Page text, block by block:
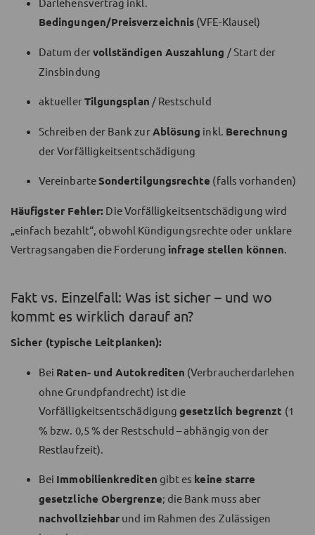
Darlehensvertrag inkl.
Bedingungen/Preisverzeichnis (VFE-Klausel)
Datum dervollständigen Auszahlung / Start der
Zinsbindung
aktuellerTilgungsplan / Restschuld
Schreiben der Bank zurAblösung inkl. Berechnung
der Vorfälligkeitsentschädigung
VereinbarteSondertilgungsrechte (falls vorhanden)
Häufigster Fehler: Die Vorfälligkeitsentschädigung wird
„einfach bezahlt“, obwohl Kündigungsrechte oder unklare
Vertragsangaben die Forderung infrage stellen können.
Fakt vs. Einzelfall: Was ist sicher – und wo
kommt es wirklich darauf an?
Sicher (typische Leitplanken):
Bei Raten- und Autokrediten (Verbraucherdarlehen
ohne Grundpfandrecht) ist die
Vorfälligkeitsentschädigunggesetzlich begrenzt (1
% bzw. 0,5 % der Restschuld – abhängig von der
Restlaufzeit).
Bei Immobilienkrediten gibt es keine starre
gesetzliche Obergrenze; die Bank muss aber
nachvollziehbar und im Rahmen des Zulässigen